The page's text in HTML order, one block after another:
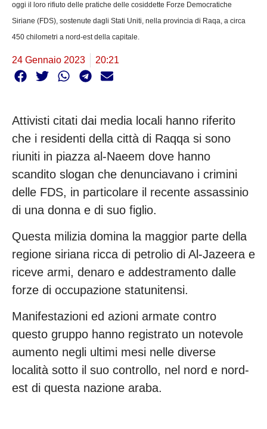
oggi il loro rifiuto delle pratiche delle cosiddette Forze Democratiche
Siriane (FDS), sostenute dagli Stati Uniti, nella provincia di Raqa, a circa
450 chilometri a nord-est della capitale.
24 Gennaio 2023 20:21
Attivisti citati dai media locali hanno riferito
che i residenti della città di Raqqa si sono
riuniti in piazza al-Naeem dove hanno
scandito slogan che denunciavano i crimini
delle FDS, in particolare il recente assassinio
di una donna e di suo figlio.
Questa milizia domina la maggior parte della
regione siriana ricca di petrolio di Al-Jazeera e
riceve armi, denaro e addestramento dalle
forze di occupazione statunitensi.
Manifestazioni ed azioni armate contro
questo gruppo hanno registrato un notevole
aumento negli ultimi mesi nelle diverse
località sotto il suo controllo, nel nord e nord-
est di questa nazione araba.